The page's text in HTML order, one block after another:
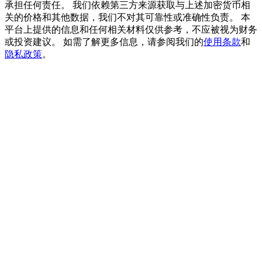
BitMart 用戶遷移專享
註冊&交易贏 500,000 USDT
承担任何责任。 我们依赖第三方来源获取与上述加密货币相
关的价格和其他数据，我们不对其可靠性或准确性负责。 本
平台上提供的信息和任何相关材料仅供参考，不应被视为财务
或投资建议。 如需了解更多信息，请参阅我们的使用条款和
隐私政策。